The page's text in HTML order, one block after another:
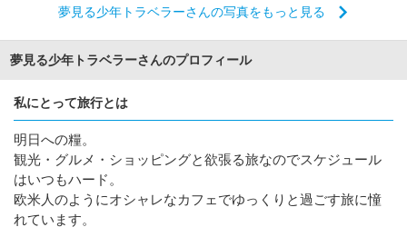
夢見る少年トラベラーさんの写真をもっと見る
夢見る少年トラベラーさんのプロフィール
私にとって旅行とは
明日への糧。
観光・グルメ・ショッピングと欲張る旅なのでスケジュール
はいつもハード。
欧米人のようにオシャレなカフェでゆっくりと過ごす旅に憧
れています。